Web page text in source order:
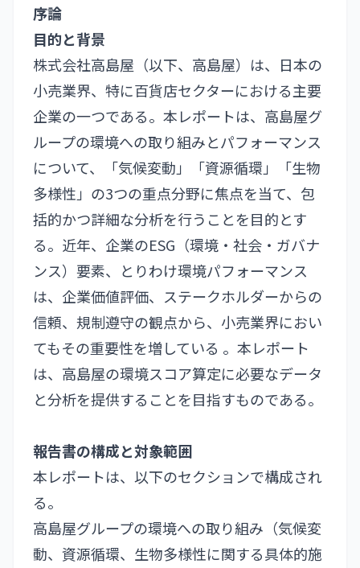
序論
目的と背景
株式会社高島屋（以下、高島屋）は、日本の
小売業界、特に百貨店セクターにおける主要
企業の一つである。本レポートは、高島屋グ
ループの環境への取り組みとパフォーマンス
について、「気候変動」「資源循環」「生物
多様性」の3つの重点分野に焦点を当て、包
括的かつ詳細な分析を行うことを目的とす
る。近年、企業のESG（環境・社会・ガバナ
ンス）要素、とりわけ環境パフォーマンス
は、企業価値評価、ステークホルダーからの
信頼、規制遵守の観点から、小売業界におい
てもその重要性を増している 。本レポート
は、高島屋の環境スコア算定に必要なデータ
と分析を提供することを目指すものである。
報告書の構成と対象範囲
本レポートは、以下のセクションで構成され
る。
高島屋グループの環境への取り組み（気候変
動、資源循環、生物多様性に関する具体的施